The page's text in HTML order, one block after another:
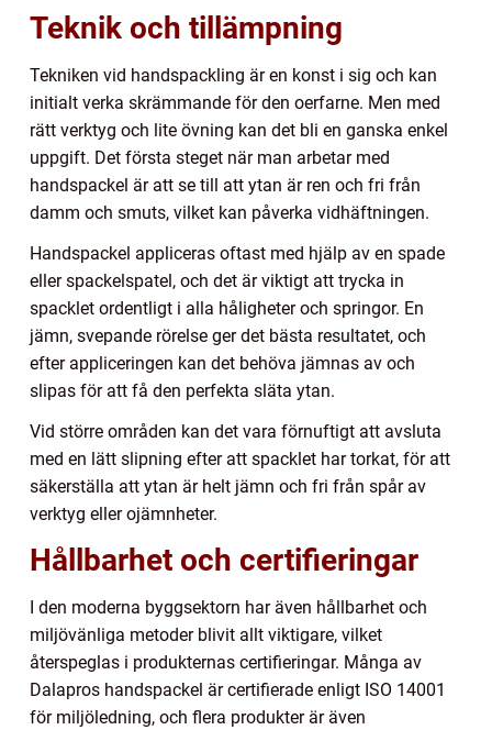
Teknik och tillämpning
Tekniken vid handspackling är en konst i sig och kan
initialt verka skrämmande för den oerfarne. Men med
rätt verktyg och lite övning kan det bli en ganska enkel
uppgift. Det första steget när man arbetar med
handspackel är att se till att ytan är ren och fri från
damm och smuts, vilket kan påverka vidhäftningen.
Handspackel appliceras oftast med hjälp av en spade
eller spackelspatel, och det är viktigt att trycka in
spacklet ordentligt i alla håligheter och springor. En
jämn, svepande rörelse ger det bästa resultatet, och
efter appliceringen kan det behöva jämnas av och
slipas för att få den perfekta släta ytan.
Vid större områden kan det vara förnuftigt att avsluta
med en lätt slipning efter att spacklet har torkat, för att
säkerställa att ytan är helt jämn och fri från spår av
verktyg eller ojämnheter.
Hållbarhet och certifieringar
I den moderna byggsektorn har även hållbarhet och
miljövänliga metoder blivit allt viktigare, vilket
återspeglas i produkternas certifieringar. Många av
Dalapros handspackel är certifierade enligt ISO 14001
för miljöledning, och flera produkter är även